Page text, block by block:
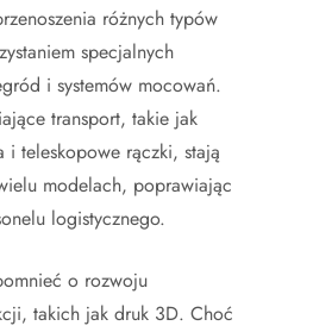
różnych typów
specjalnych
i systemów mocowań.
transport, takie jak
i teleskopowe rączki, stają
modelach, poprawiając
logistycznego.
o rozwoju
takich jak druk 3D. Choć